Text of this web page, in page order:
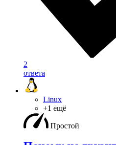
2
ответа
Linux
+1 ещё
Простой